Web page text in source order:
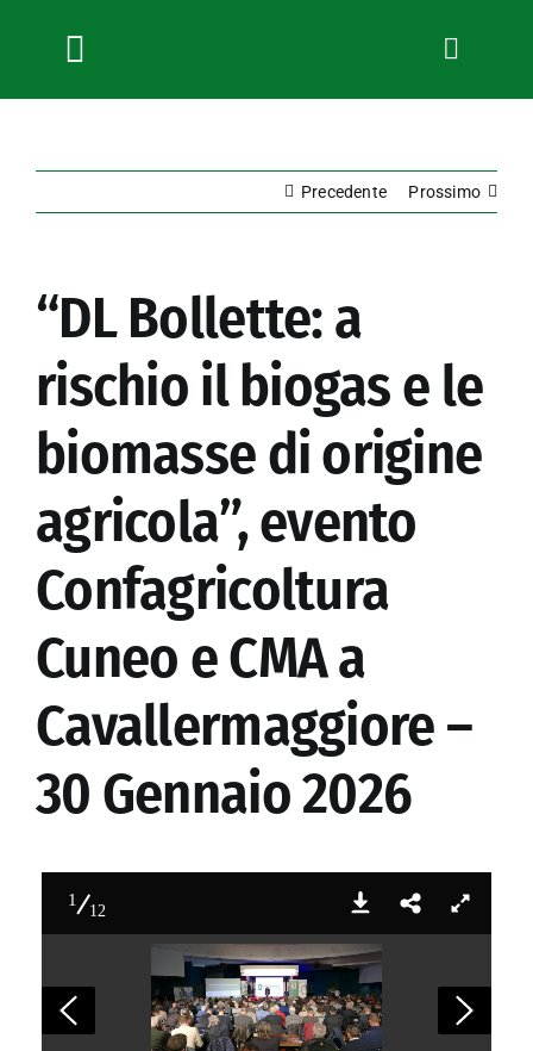
Toggle
Navigation
Convenzioni
L’Agricoltore cuneese
Fotogallery
Lavora con noi
Precedente Prossimo
Ingrandisci
immagine
“DL Bollette: a
rischio il biogas e le
biomasse di origine
agricola”, evento
Confagricoltura
Cuneo e CMA a
Cavallermaggiore –
30 Gennaio 2026
1
12